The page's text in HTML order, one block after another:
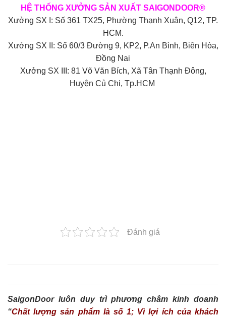
HỆ THỐNG XƯỞNG SẢN XUẤT SAIGONDOOR®
Xưởng SX I: Số 361 TX25, Phường Thạnh Xuân, Q12, TP.
HCM.
Xưởng SX II: Số 60/3 Đường 9, KP2, P.An Bình, Biên Hòa,
Đồng Nai
Xưởng SX III: 81 Võ Văn Bích, Xã Tân Thạnh Đông,
Huyện Củ Chi, Tp.HCM
Đánh giá
SaigonDoor luôn duy trì phương châm kinh doanh
“Chất lượng sản phẩm là số 1; Vì lợi ích của khách